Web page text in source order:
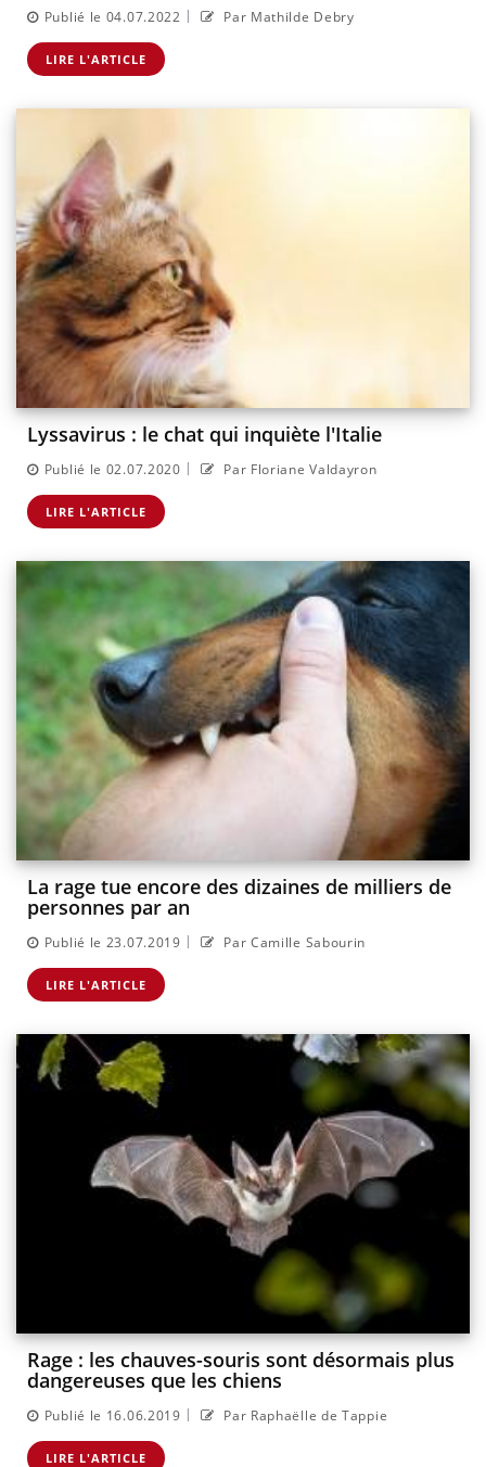
Publié le 04.07.2022 | Par Mathilde Debry
LIRE L'ARTICLE
Lyssavirus : le chat qui inquiète l'Italie
Publié le 02.07.2020 | Par Floriane Valdayron
LIRE L'ARTICLE
La rage tue encore des dizaines de milliers de
personnes par an
Publié le 23.07.2019 | Par Camille Sabourin
LIRE L'ARTICLE
Rage : les chauves-souris sont désormais plus
dangereuses que les chiens
Publié le 16.06.2019 | Par Raphaëlle de Tappie
LIRE L'ARTICLE